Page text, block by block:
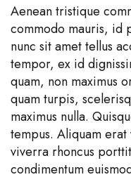
Aenean tristique
commodo mauris, id
nunc sit amet tellus
tempor, ex id
quam, non maximus
quam turpis,
maximus nulla.
tempus. Aliquam
viverra rhoncus
condimentum